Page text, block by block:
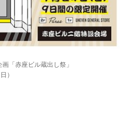
「赤座ビル蔵出し祭」
）